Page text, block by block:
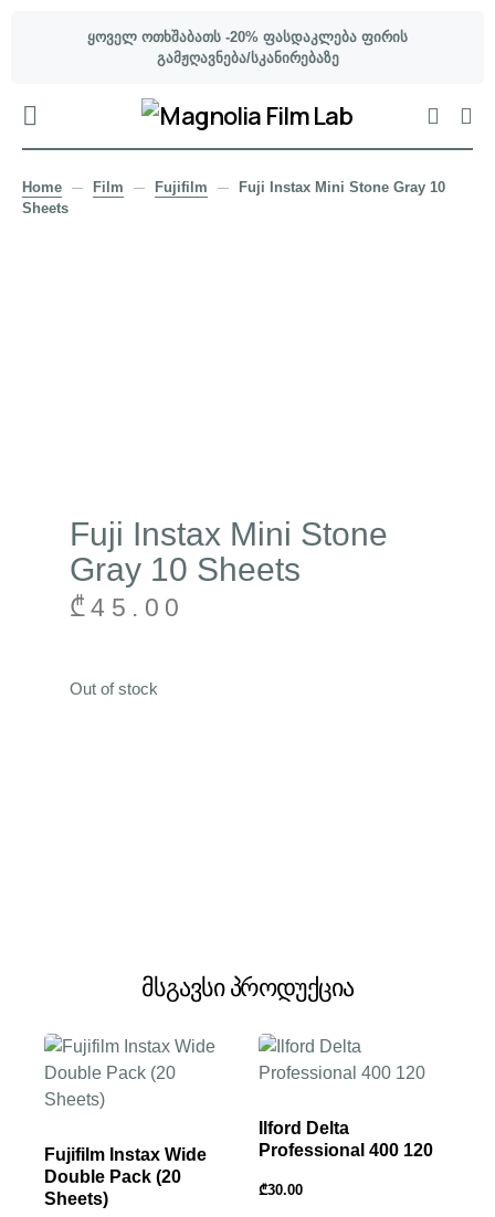
ყოველ ოთხშაბათს -20% ფასდაკლება ფირის
გამჟღავნება/სკანირებაზე
Home Film Fujifilm
Fuji Instax Mini Stone Gray 10
Sheets
Fuji Instax Mini Stone
Gray 10 Sheets
₾45.00
Out of stock
მსგავსი პროდუქცია
Fujifilm Instax Wide
Double Pack (20
Sheets)
Ilford Delta
Professional 400 120
₾30.00